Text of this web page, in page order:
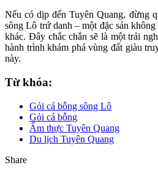
Nếu có dịp đến Tuyên Quang, đừng
sông Lô trứ danh – một đặc sản
khác. Đây chắc chắn sẽ là một trải
hành trình khám phá vùng đất giàu
này.
Từ khóa:
Gỏi cá bỗng sông Lô
Gỏi cá bỗng
Ẩm thực Tuyên Quang
Du lịch Tuyên Quang
Share